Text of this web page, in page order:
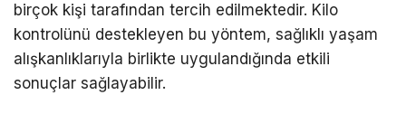
birçok kişi tarafından tercih edilmektedir. Kilo
kontrolünü destekleyen bu yöntem, sağlıklı yaşam
alışkanlıklarıyla birlikte uygulandığında etkili
sonuçlar sağlayabilir.